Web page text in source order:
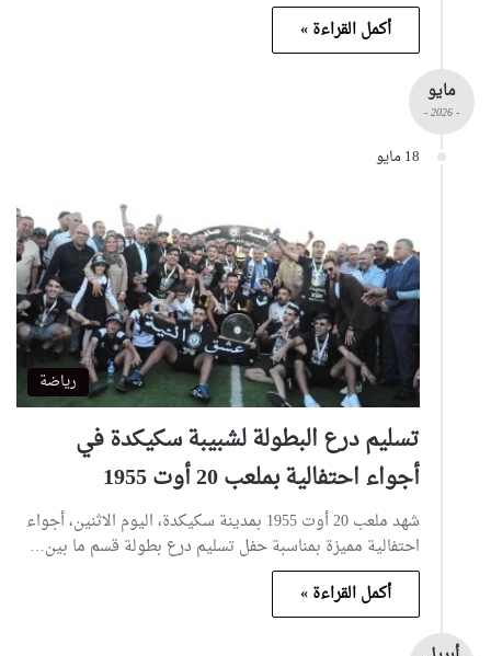
أكمل القراءة »
مايو
- 2026 -
18 مايو
رياضة
تسليم درع البطولة لشبيبة سكيكدة في
أجواء احتفالية بملعب 20 أوت 1955
شهد ملعب 20 أوت 1955 بمدينة سكيكدة، اليوم الاثنين، أجواء
احتفالية مميزة بمناسبة حفل تسليم درع بطولة قسم ما بين…
أكمل القراءة »